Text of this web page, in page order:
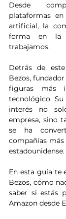
Desde
plataformas
artificial, la
forma en la
trabajamos.
Detrás de
Bezos,
figuras más
tecnológico. Su
interés no
empresa, sino
se ha
compañías
estadounidense.
En esta guía te
Bezos, cómo
saber si estás
Amazon desde